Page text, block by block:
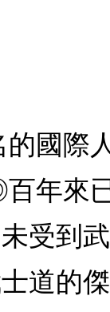
國際
年來
受到
道的